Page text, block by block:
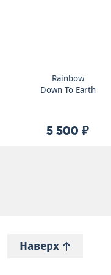
Rainbow
Down To Earth
5 500 ₽
Наверх